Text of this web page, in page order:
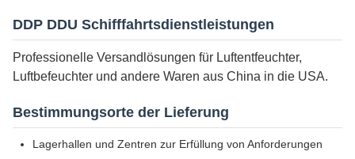
DDP DDU Schifffahrtsdienstleistungen
Professionelle Versandlösungen für Luftentfeuchter,
Luftbefeuchter und andere Waren aus China in die USA.
Bestimmungsorte der Lieferung
Lagerhallen und Zentren zur Erfüllung von Anforderungen